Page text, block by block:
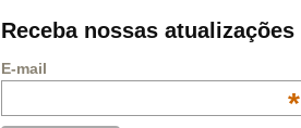
Receba nossas atualizações
E-mail
*